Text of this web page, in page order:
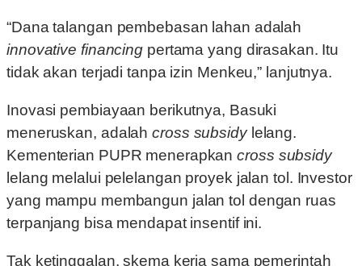
“Dana talangan pembebasan lahan adalah
innovative financing pertama yang dirasakan. Itu
tidak akan terjadi tanpa izin Menkeu,” lanjutnya.
Inovasi pembiayaan berikutnya, Basuki
meneruskan, adalahcross subsidylelang.
Kementerian PUPR menerapkancross subsidy
lelang melalui pelelangan proyek jalan tol. Investor
yang mampu membangun jalan tol dengan ruas
terpanjang bisa mendapat insentif ini.
Tak ketinggalan, skema kerja sama pemerintah